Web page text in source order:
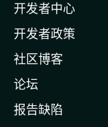
主
页
开发者中心
开发者政策
社区博客
论坛
报告缺陷